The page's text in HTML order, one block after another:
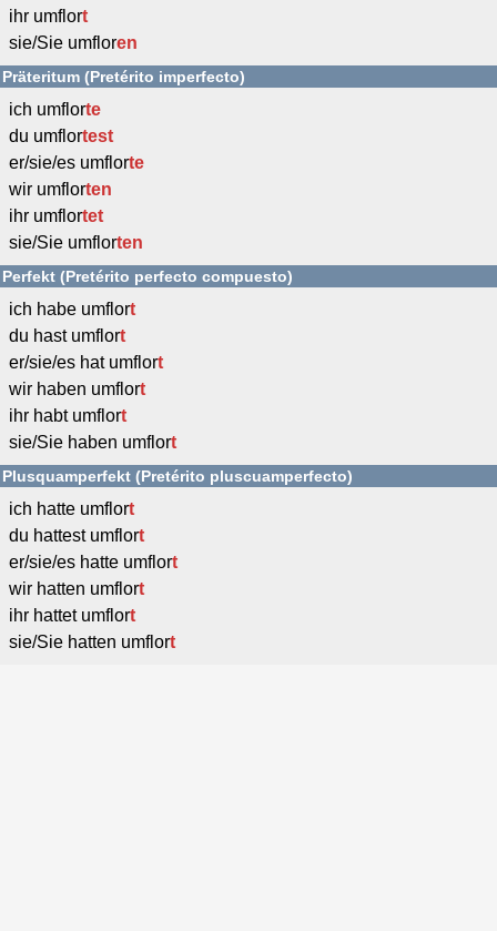
ihr umflort
sie/Sie umfloren
Präteritum (Pretérito imperfecto)
ich umflorte
du umflortest
er/sie/es umflorte
wir umflorten
ihr umflortet
sie/Sie umflorten
Perfekt (Pretérito perfecto compuesto)
ich habe umflort
du hast umflort
er/sie/es hat umflort
wir haben umflort
ihr habt umflort
sie/Sie haben umflort
Plusquamperfekt (Pretérito pluscuamperfecto)
ich hatte umflort
du hattest umflort
er/sie/es hatte umflort
wir hatten umflort
ihr hattet umflort
sie/Sie hatten umflort